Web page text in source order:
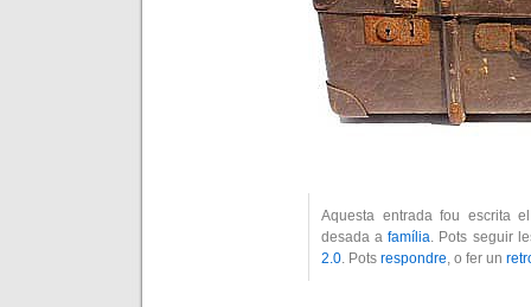
Aquesta entrada fou escrita
desada afamília. Pots seguir
2.0. Pots respondre, o fer un